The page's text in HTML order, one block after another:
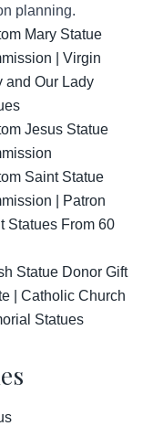
planning.
Mary Statue
| Virgin
and Our Lady
Jesus Statue
Saint Statue
| Patron
Statues From 60
Statue Donor Gift
| Catholic Church
Statues